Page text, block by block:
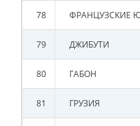
78 ФРАНЦУЗСКИЕ
79 ДЖИБУТИ
80 ГАБОН
81 ГРУЗИЯ